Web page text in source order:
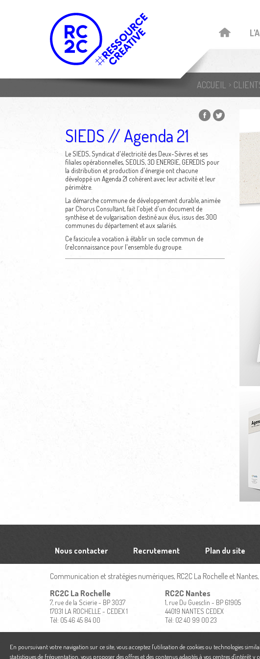
ACCUEIL
SIEDS // Agenda 21
Le SIEDS, Syndicat d'électricité des Deux-Sèvres et ses
filiales opérationnelles, SEOLIS, 3D ENERGIE, GEREDIS pour
la distribution et production d'énergie ont chacune
développé un Agenda 21 cohérent avec leur activité et leur
périmètre.
La démarche commune de développement durable, animée
par Chorus Consultant, fait l'objet d'un document de
synthèse et de vulgarisation destiné aux élus, issus des 300
communes du département et aux salariés.
Ce fascicule a vocation à établir un socle commun de
(re)connaissance pour l'ensemble du groupe.
Nous contacter Recrutement Plan du site
Communication et stratégies numériques, RC2C La Rochelle et
RC2C La Rochelle
7, rue de la Scierie - BP 3037
17031 LA ROCHELLE - CEDEX 1
Tél: 05 46 45 84 00
RC2C Nantes
1, rue Du Guesclin - BP 61905
44019 NANTES CEDEX
Tél: 02 40 99 00 23
En poursuivant votre navigation sur ce site, vous acceptez l'utilisation de cookies ou technologies
statistiques de fréquentation, vous proposer des offres et des contenus adaptés à vos centres d'intérêt